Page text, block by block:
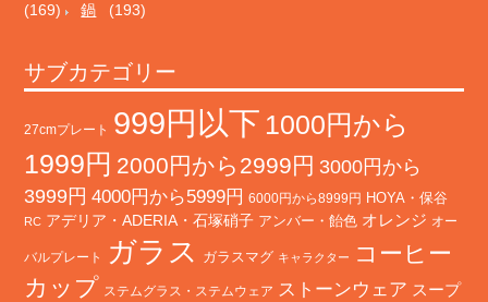
(169) 鍋 (193)
サブカテゴリー
27cmプレート 999円以下 1000円から
1999円 2000円から2999円 3000円から
3999円 4000円から5999円 6000円から8999円 HOYA・保谷
RC アデリア・ADERIA・石塚硝子 アンバー・飴色 オレンジ オー
バルプレート ガラス ガラスマグ キャラクター
コーヒー
カップ ステムグラス・ステムウェア ストーンウェア スープ